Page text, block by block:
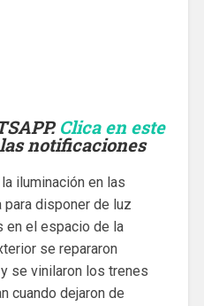
Clica en este
notificaciones
iluminación en las
para disponer de luz
en el espacio de la
se repararon
se vinilaron los trenes
cuando dejaron de